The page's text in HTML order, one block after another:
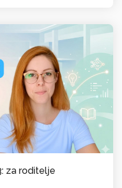
za roditelje